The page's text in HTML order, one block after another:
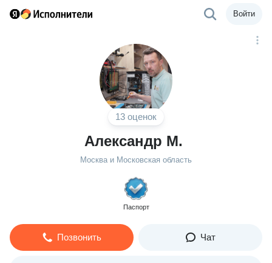
Войти
13 оценок
Александр М.
Москва и Московская область
Паспорт
Позвонить Чат